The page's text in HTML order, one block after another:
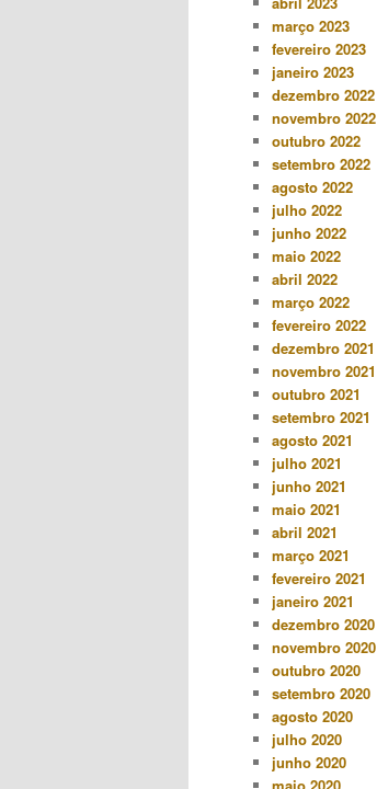
março 2023
fevereiro 2023
janeiro 2023
dezembro 2022
novembro 2022
outubro 2022
setembro 2022
agosto 2022
julho 2022
junho 2022
maio 2022
abril 2022
março 2022
fevereiro 2022
dezembro 2021
novembro 2021
outubro 2021
setembro 2021
agosto 2021
julho 2021
junho 2021
maio 2021
abril 2021
março 2021
fevereiro 2021
janeiro 2021
dezembro 2020
novembro 2020
outubro 2020
setembro 2020
agosto 2020
julho 2020
junho 2020